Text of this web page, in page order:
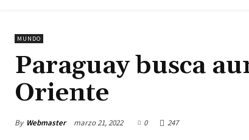
MUNDO
Paraguay busca
Oriente
By Webmaster marzo 21, 2022 0 247